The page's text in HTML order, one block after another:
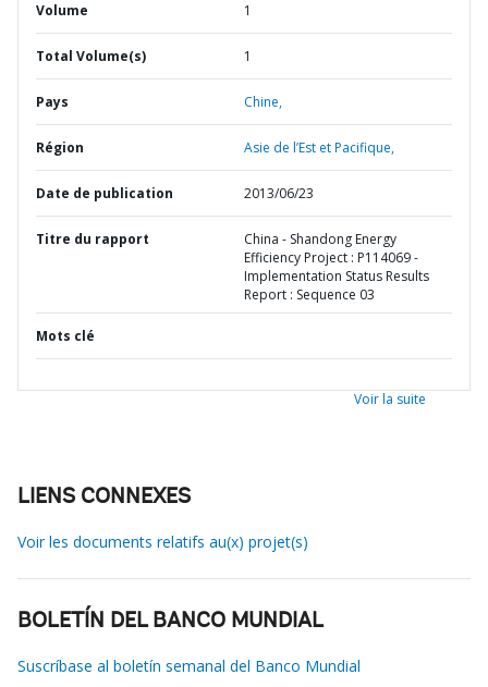
Volume 1
Total Volume(s) 1
Pays Chine,
Région Asie de l’Est et Pacifique,
Date de publication 2013/06/23
Titre du rapport
China - Shandong Energy
Efficiency Project : P114069 -
Implementation Status Results
Report : Sequence 03
Mots clé
Voir la suite
LIENS CONNEXES
Voir les documents relatifs au(x) projet(s)
BOLETÍN DEL BANCO MUNDIAL
Suscríbase al boletín semanal del Banco Mundial